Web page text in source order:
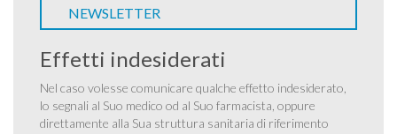
NEWSLETTER
Effetti indesiderati
Nel caso volesse comunicare qualche effetto indesiderato,
lo segnali al Suo medico od al Suo farmacista, oppure
direttamente alla Sua struttura sanitaria di riferimento